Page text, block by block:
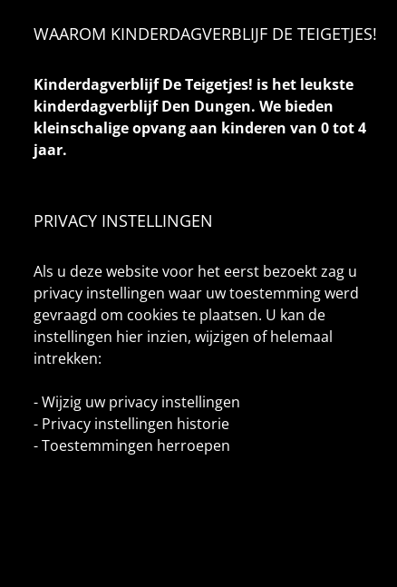
WAAROM KINDERDAGVERBLIJF DE TEIGETJES!
Kinderdagverblijf De Teigetjes! is het leukste
kinderdagverblijf Den Dungen. We bieden
kleinschalige opvang aan kinderen van 0 tot 4
jaar.
PRIVACY INSTELLINGEN
Als u deze website voor het eerst bezoekt zag u
privacy instellingen waar uw toestemming werd
gevraagd om cookies te plaatsen. U kan de
instellingen hier inzien, wijzigen of helemaal
intrekken:
-Wijzig uw privacy instellingen
- Privacy instellingen historie
-Toestemmingen herroepen